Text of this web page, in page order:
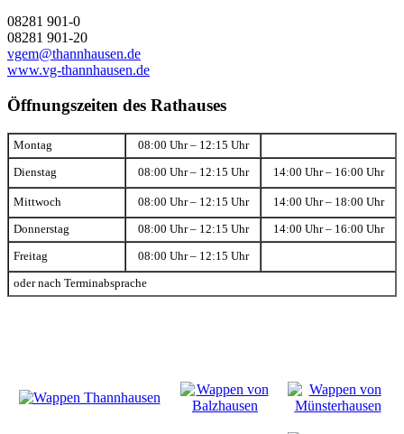
08281 901-0
08281 901-20
vgem@thannhausen.de
www.vg-thannhausen.de
Öffnungszeiten des Rathauses
Montag 08:00 Uhr – 12:15 Uhr
Dienstag 08:00 Uhr – 12:15 Uhr 14:00 Uhr – 16:00 Uhr
Mittwoch 08:00 Uhr – 12:15 Uhr 14:00 Uhr – 18:00 Uhr
Donnerstag 08:00 Uhr – 12:15 Uhr 14:00 Uhr – 16:00 Uhr
Freitag 08:00 Uhr – 12:15 Uhr
oder nach Terminabsprache